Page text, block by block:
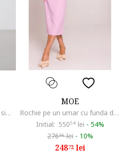
Rochie dreapta cu decupaje si snururi, Rosu
MOE
Rochie pe un umar cu funda decorativa,
Initial: 55054lei - 54%
27636lei - 10%
24872lei